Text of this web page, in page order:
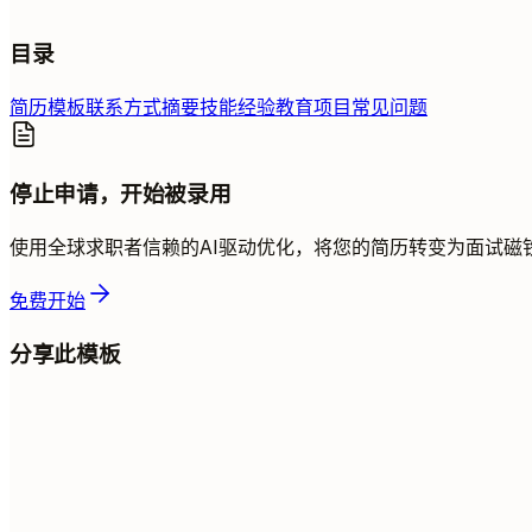
目录
简历模板联系方式摘要技能经验教育项目常见问题
停止申请，开始被录用
使用全球求职者信赖的AI驱动优化，将您的简历转变为面试磁
免费开始
分享此模板